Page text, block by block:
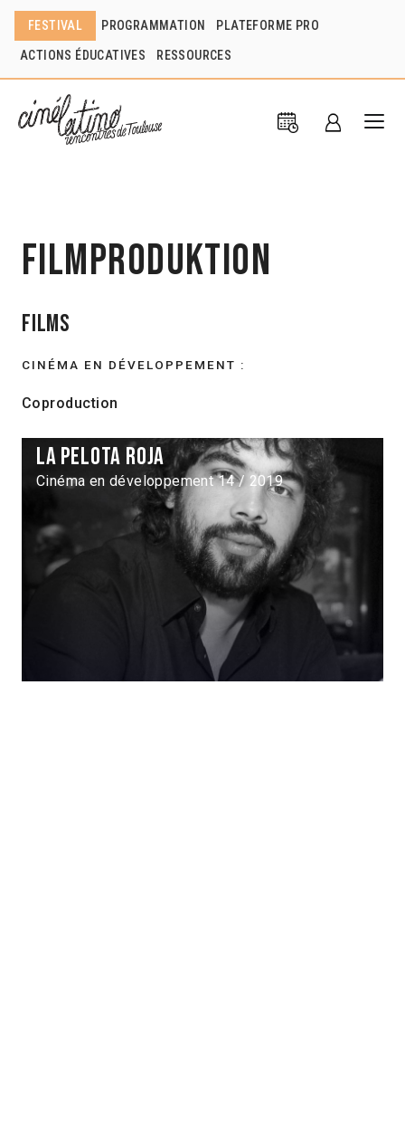
FESTIVAL PROGRAMMATION PLATEFORME PRO
ACTIONS ÉDUCATIVES RESSOURCES
Filmproduktion
Films
CINÉMA EN DÉVELOPPEMENT :
Coproduction
La pelota roja
Cinéma en développement 14 / 2019